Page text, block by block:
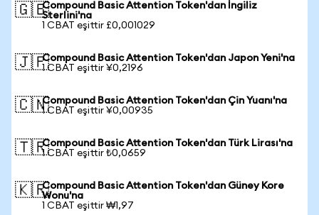
🇬🇧Compound Basic Attention Token'dan İngiliz
Sterlini'na
1 CBAT eşittir £0,001029
🇯🇵Compound Basic Attention Token'dan Japon Yeni'na
1 CBAT eşittir ¥0,2196
🇨🇳Compound Basic Attention Token'dan Çin Yuanı'na
1 CBAT eşittir ¥0,00935
🇹🇷Compound Basic Attention Token'dan Türk Lirası'na
1 CBAT eşittir ₺0,0659
🇰🇷Compound Basic Attention Token'dan Güney Kore
Wonu'na
1 CBAT eşittir ₩1,97